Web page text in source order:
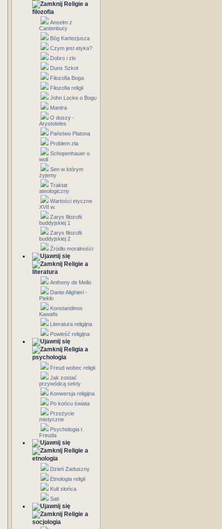
Religie a
filozofia
Anselm z
Cantenbury
Bóg Kartezjusza
Czym jest etyka?
Dobro i zlo
Duns Szkot
Filozofia Boga
Filozofia religii
John Locke o Bogu
Mantra
O duszy -
Arystoteles
Państwo Platona
Problem zła
Schopenhauer o
woli
Sen w którym
żyjemy
Traktat
ateologiczny
Wartości etyczne
XVII w.
Zarys filozofii
buddyjskiej 1
Zarys filozofii
buddyjskiej 2
Źródło moralności
Religie a
literatura
Anthony de Mello
Dante Alighieri -
Piekło
Konstandinos
Kawafis
Literatura religijna
Powieść religijna
Religia a
psychologia
Freud wobec religii
Jak zostać
przywódcą sekty
Konwersja religijna
Po końcu świata
Przeżycie
mistyczne
Psychologia r.
Freuda
Religie a
etnologia
Dzień Zaduszny
Etnologia religii
Kult słońca
Sati
Religie a
socjologia